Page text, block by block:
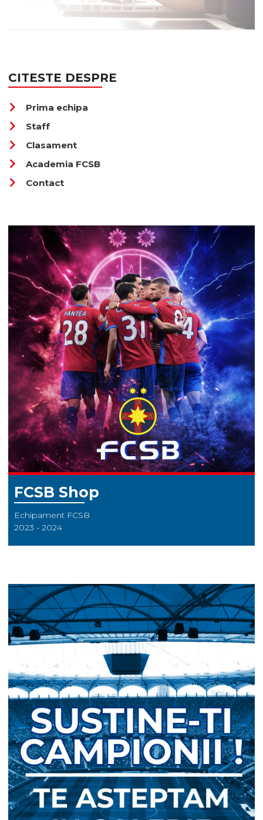
CITESTE DESPRE
chevron_right Prima echipa
chevron_right Staff
chevron_right Clasament
chevron_right Academia FCSB
chevron_right Contact
FCSB Shop
Echipament FCSB
2023 - 2024